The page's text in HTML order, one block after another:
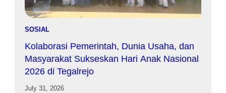
SOSIAL
Kolaborasi Pemerintah, Dunia Usaha, dan
Masyarakat Sukseskan Hari Anak Nasional
2026 di Tegalrejo
July 31, 2026